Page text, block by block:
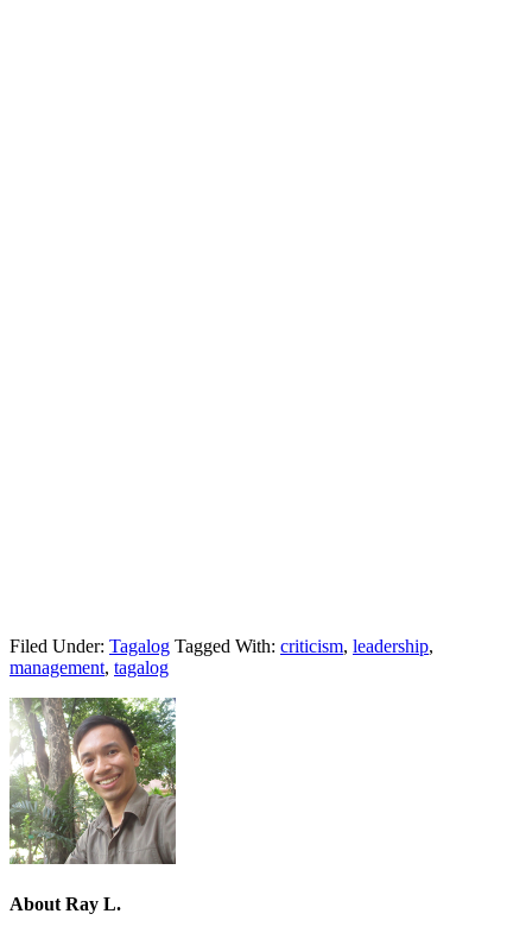
Filed Under: Tagalog Tagged With: criticism, leadership,
management, tagalog
About Ray L.